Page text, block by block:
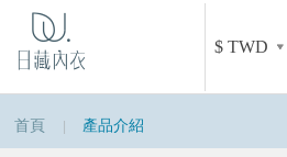
$ TWD
首頁 產品介紹